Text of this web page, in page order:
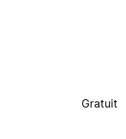
Gratuit